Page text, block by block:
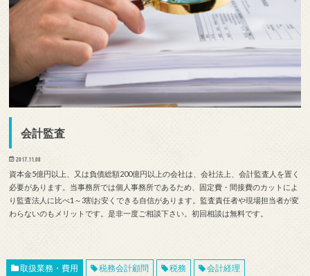
会計監査
2017.11.08
資本金5億円以上、又は負債総額200億円以上の会社は、会社法上、会計監査人を置く
必要があります。当事務所では個人事務所であるため、固定費・間接費のカットによ
り監査法人に比べ1～3割お安くできる自信があります。監査責任者や現場担当者が変
わらないのもメリットです。是非一度ご相談下さい。初回相談は無料です。
取扱業務・費用 税務会計顧問 税務 会計経理